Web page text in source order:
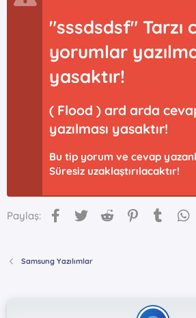
"sssdsdsf" Tarzı
yorumlar
yasaktır!
( Flood ) ard arda
yazılması yasaktır!
Bu tip yorum ve cevap
Süresiz uzaklaştırılacaktır!
Paylaş: Facebook
Twitter Reddit PinterestTumblr
Samsung Yazılımlar